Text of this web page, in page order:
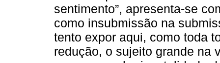
sentimento”, apresenta-se
como insubmissão na
tento expor aqui, como toda
redução, o sujeito grande na